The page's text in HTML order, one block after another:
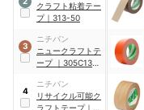
クラフト粘着テー
プ｜ 313-50
3
ニチバン
ニュークラフトテ
ープ ｜ 305C13-
4
ニチバン
リサイクル可能ク
ラフトテープ｜